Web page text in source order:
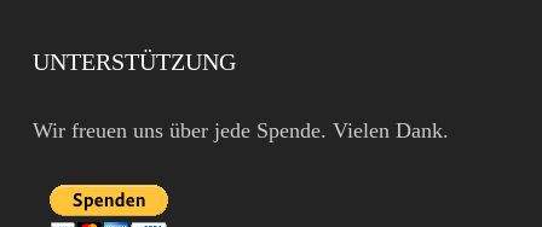
UNTERSTÜTZUNG
Wir freuen uns über jede Spende. Vielen Dank.